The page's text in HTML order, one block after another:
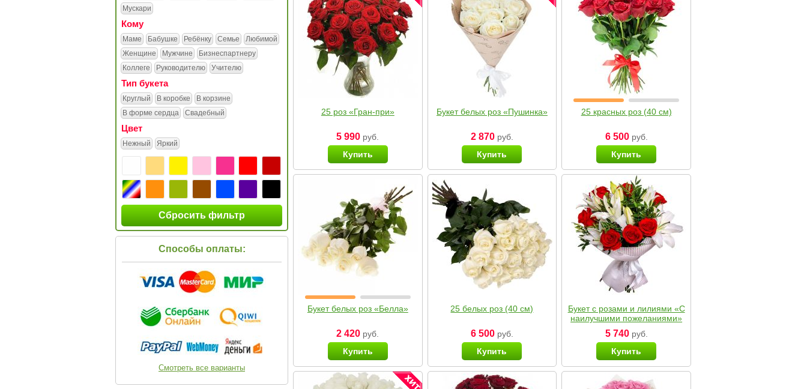
Мускари
Кому
Маме Бабушке Ребёнку Семье
Любимой
Женщине
Мужчине
Бизнеспартнеру
Коллеге
Руководителю Учителю
Тип букета
Круглый В коробке
В корзине
В форме сердца
Свадебный
Цвет
Нежный Яркий
Сбросить фильтр
Способы оплаты:
Смотреть все варианты
25 роз «Гран-при»
5 990 руб.
Купить
Букет белых роз «Пушинка»
2 870руб.
Купить
25 красных роз (40 см)
6 500руб.
Купить
Букет белых роз «Белла»
2 420 руб.
Купить
25 белых роз (40 см)
6 500руб.
Купить
Букет с розами и лилиями «С
наилучшими пожеланиями»
5 740руб.
Купить